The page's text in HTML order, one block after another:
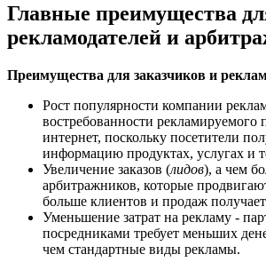
Главные преимущества
рекламодателей и
Преимущества для заказчиков и
Рост популярности компании
востребованности рекламируемого
интернет, поскольку посетители
информацию продуктах, услугах и
Увеличение заказов (лидов), а чем
арбитражников, которые
больше клиентов и продаж
Уменьшение затрат на рекламу -
посредниками требует меньших
чем стандартные виды рекламы.